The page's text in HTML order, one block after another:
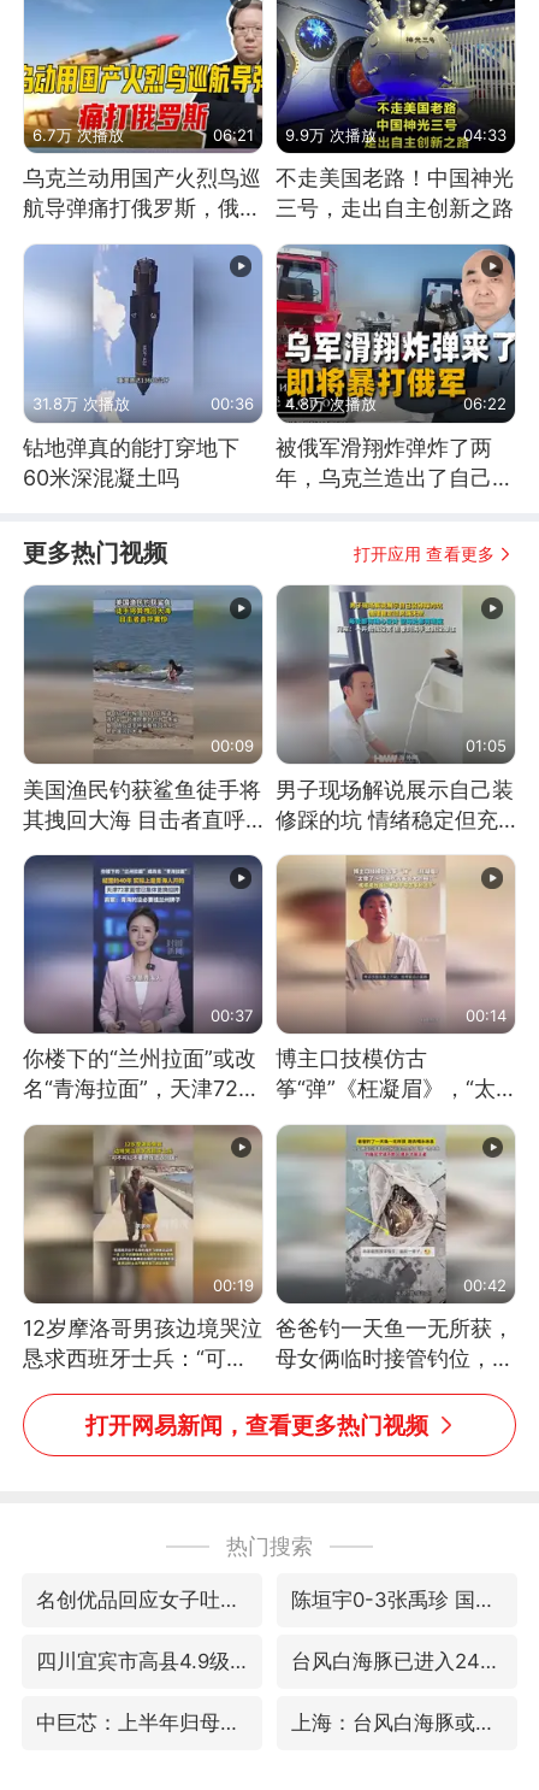
6.7万 次播放 06:21
乌克兰动用国产火烈鸟巡
航导弹痛打俄罗斯，俄军
9.9万 次播放 04:33
不走美国老路！中国神光
三号，走出自主创新之路
31.8万 次播放 00:36
钻地弹真的能打穿地下
60米深混凝土吗
4.8万 次播放 06:22
被俄军滑翔炸弹炸了两
年，乌克兰造出了自己
更多热门视频 打开应用 查看更多
00:09
美国渔民钓获鲨鱼徒手将
其拽回大海 目击者直呼
震惊 （视频来源：参考
消息）
01:05
男子现场解说展示自己装
修踩的坑 情绪稳定但充
满无奈 每处都有精心设
计 但每处都有瑕疵 网
友：一开始我没笑 但看
到洗手盆我没绷住
00:37
你楼下的“兰州拉面”或改
名“青海拉面”，天津72家
面馆已集体更换招牌
00:14
博主口技模仿古
筝“弹”《枉凝眉》，“太
像了～你是吃古筝长大的
吗？”“或将成为首位考级
不带古筝的选手。”（来
源：新华每日电讯）
00:19
12岁摩洛哥男孩边境哭泣
恳求西班牙士兵：“可不
可以不要把我遣返回国”
00:42
爸爸钓一天鱼一无所获，
母女俩临时接管钓位，用
玩具鱼竿钓上大鱼
打开网易新闻，查看更多热门视频
热门搜索
名创优品回应女子吐槽内裤质量差 陈垣宇0-3张禹珍 国乒男单全军覆没
四川宜宾市高县4.9级地震致1人死亡 台风白海豚已进入24小时警戒线
中巨芯：上半年归母净利润1405.77万元 上海：台风白海豚或将带来龙卷风